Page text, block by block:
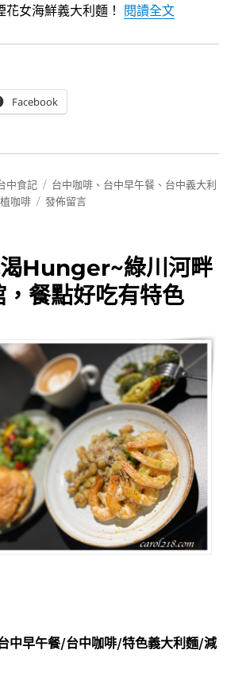
花女海鮮義大利麵！ 閱讀全文〈[台中北
Facebook
中食記
標
籤
台中咖啡 、 台中早午餐 、 台中義大利
咖啡
在
屯]
松
日
Halo
cafe~
餐
點
好
吃
食
材
康，
服
細
餐
咖
發佈留言
Hunger~綠川河畔
餐點好吃有特色
中早午餐/台中咖啡/特色義大利麵/減